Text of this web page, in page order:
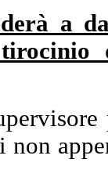
a
non